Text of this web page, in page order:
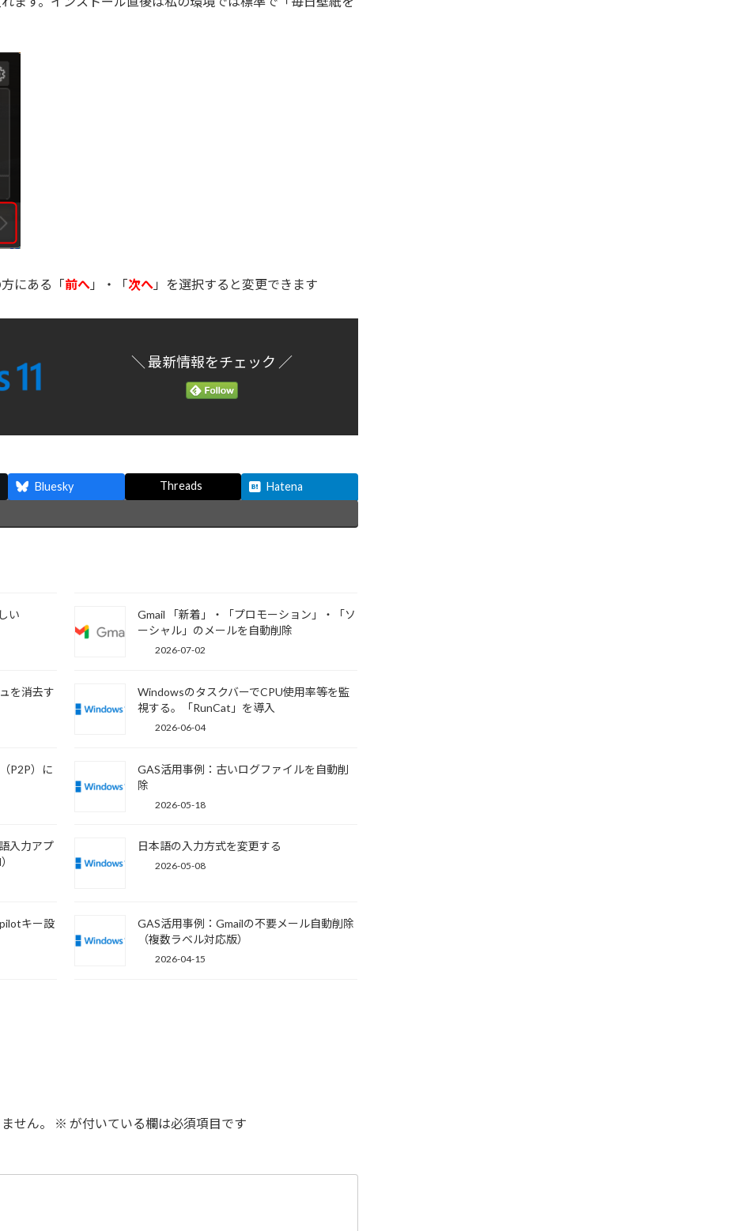
にある「前へ 」・「次へ 」を選択すると変更できます
＼ 最新情報をチェック ／
Bluesky Threads Hatena
い
Gmail 「新着」・「プロモーション」・「ソ
ーシャル」のメールを自動削除
2026-07-02
を消去す
WindowsのタスクバーでCPU使用率等を監
視する。「RunCat」を導入
2026-06-04
P2P）に
GAS活用事例：古いログファイルを自動削
除
2026-05-18
入力アプ
日本語の入力方式を変更する
2026-05-08
キー設
GAS活用事例：Gmailの不要メール自動削除
（複数ラベル対応版）
2026-04-15
せん。 ※ が付いている欄は必須項目です